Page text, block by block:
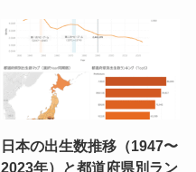
日本の出生数推移（1947〜
2023年）と都道府県別ラン